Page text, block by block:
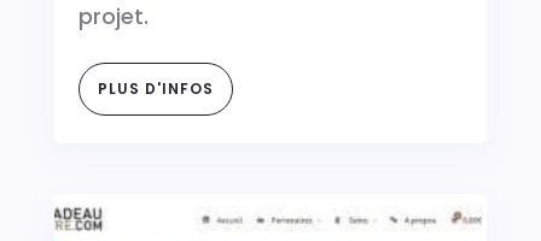
projet.
PLUS D'INFOS